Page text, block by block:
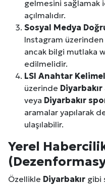
gelmesini sağlamak
açılmalıdır.
Sosyal Medya
Instagram
ancak bilgi mutlaka
edilmelidir.
LSI Anahtar
üzerinde Diyarbakır
veya Diyarbakır
aramalar yapılarak
ulaşılabilir.
Yerel
Özellikle Diyarbakır gibi